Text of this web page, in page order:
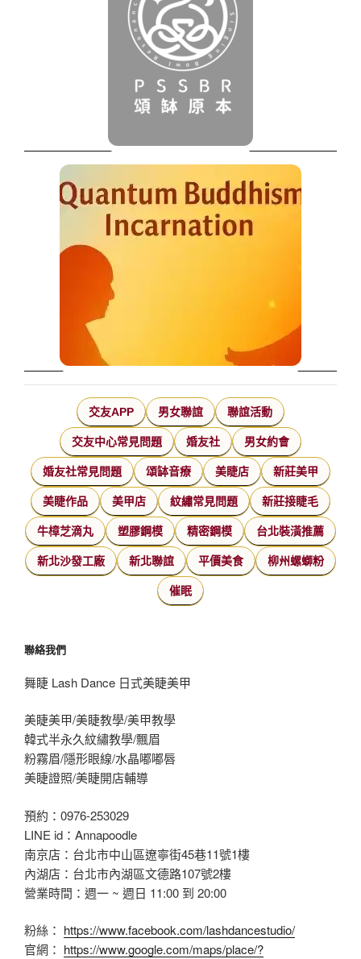
交友APP 男女聯誼 聯誼活動
交友中心常見問題 婚友社 男女約會
婚友社常見問題 頌缽音療 美睫店 新莊美甲
美睫作品 美甲店 紋繡常見問題 新莊接睫毛
牛樟芝滴丸 塑膠鋼模 精密鋼模 台北裝潢推薦
新北沙發工廠 新北聯誼 平價美食 柳州螺螄粉
催眠
聯絡我們
舞睫 Lash Dance 日式美睫美甲
美睫美甲/美睫教學/美甲教學
韓式半永久紋繡教學/飄眉
粉霧眉/隱形眼線/水晶嘟嘟唇
美睫證照/美睫開店輔導
預約：0976-253029
LINE id：Annapoodle
南京店：台北市中山區遼寧街45巷11號1樓
內湖店：台北市內湖區文德路107號2樓
營業時間：週一 ~ 週日 11:00 到 20:00
粉絲： https://www.facebook.com/lashdancestudio/
官網： https://www.google.com/maps/place/?